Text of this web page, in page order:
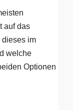
auf das
dieses im
welche
Optionen